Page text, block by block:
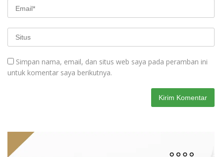
Simpan nama, email, dan situs web saya pada peramban ini
untuk komentar saya berikutnya.